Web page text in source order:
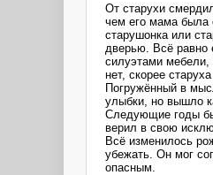
От старухи
чем его мама была
старушонка или
дверью. Всё равно
силуэтами мебели,
нет, скорее
Погружённый в
улыбки, но вышло
Следующие годы
верил в свою
Всё изменилось
убежать. Он мог
опасным.